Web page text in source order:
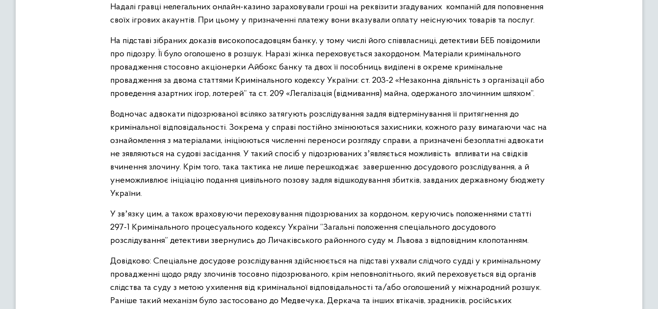
Надалі гравці нелегальних онлайн-казино зараховували гроші на реквізити згадуваних компаній для поповнення
своїх ігрових акаунтів. При цьому у призначенні платежу вони вказували оплату неіснуючих товарів та послуг.
На підставі зібраних доказів високопосадовцям банку, у тому числі його співвласниці, детективи БЕБ повідомили
про підозру. Її було оголошено в розшук. Наразі жінка переховується закордоном. Матеріали кримінального
провадження стосовно акціонерки Айбокс банку та двох її пособниць виділені в окреме кримінальне
провадження за двома статтями Кримінального кодексу України: ст. 203-2 «Незаконна діяльність з організації або
проведення азартних ігор, лотерей” та ст. 209 «Легалізація (відмивання) майна, одержаного злочинним шляхом”.
Водночас адвокати підозрюваної всіляко затягують розслідування задля відтермінування її притягнення до
кримінальної відповідальності. Зокрема у справі постійно змінюються захисники, кожного разу вимагаючи час на
ознайомлення з матеріалами, ініціюються численні переноси розгляду справи, а призначені безоплатні адвокати
не зявляються на судові засідання. У такий спосіб у підозрюваних зʼявляється можливість впливати на свідків
вчинення злочину. Крім того, така тактика не лише перешкоджає завершенню досудового розслідування, а й
унеможливлює ініціацію подання цивільного позову задля відшкодування збитків, завданих державному бюджету
України.
У звʼязку цим, а також враховуючи переховування підозрюваних за кордоном, керуючись положеннями статті
297-1 Кримінального процесуального кодексу України “Загальні положення спеціального досудового
розслідування” детективи звернулись до Личаківського районного суду м. Львова з відповідним клопотанням.
Довідково: Спеціальне досудове розслідування здійснюється на підставі ухвали слідчого судді у кримінальному
провадженні щодо ряду злочинів тосовно підозрюваного, крім неповнолітнього, який переховується від органів
слідства та суду з метою ухилення від кримінальної відповідальності та/або оголошений у міжнародний розшук.
Раніше такий механізм було застосовано до Медвечука, Деркача та інших втікачів, зрадників, російських